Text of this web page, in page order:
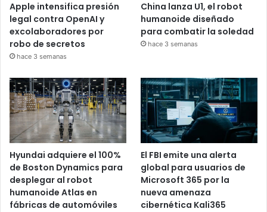
Apple intensifica presión
legal contra OpenAI y
excolaboradores por
robo de secretos
hace 3 semanas
China lanza U1, el robot
humanoide diseñado
para combatir la soledad
hace 3 semanas
Hyundai adquiere el 100%
de Boston Dynamics para
desplegar al robot
humanoide Atlas en
fábricas de automóviles
El FBI emite una alerta
global para usuarios de
Microsoft 365 por la
nueva amenaza
cibernética Kali365